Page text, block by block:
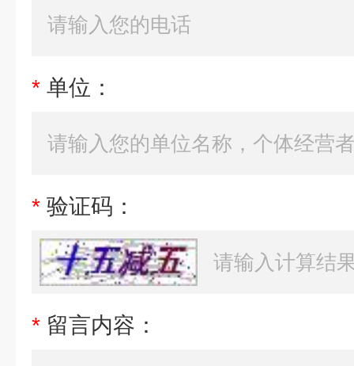
* 单位：
* 验证码：
* 留言内容：